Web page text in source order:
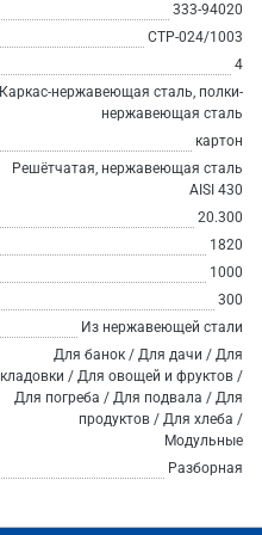
333-94020
СТР-024/1003
4
Каркас-нержавеющая сталь, полки-
нержавеющая сталь
картон
Решётчатая, нержавеющая сталь
AISI 430
20.300
1820
1000
300
Из нержавеющей стали
Для банок / Для дачи / Для
кладовки / Для овощей и фруктов /
Для погреба / Для подвала / Для
продуктов / Для хлеба /
Модульные
Разборная